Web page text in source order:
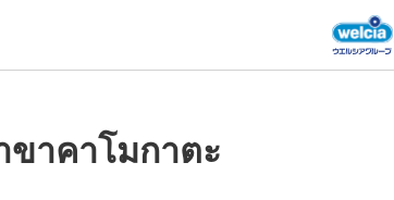
ขาคาโมกาตะ